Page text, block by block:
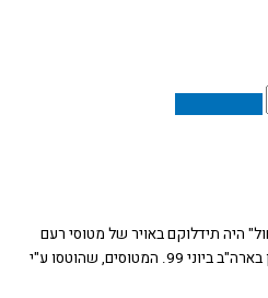
היה תידלוקם באויר של מטוסי רעם
חדשים בטיסתם ארצה ממפעל היצרן בארה"ב ביוני 99. המטוסים, שהוטסו ע"י